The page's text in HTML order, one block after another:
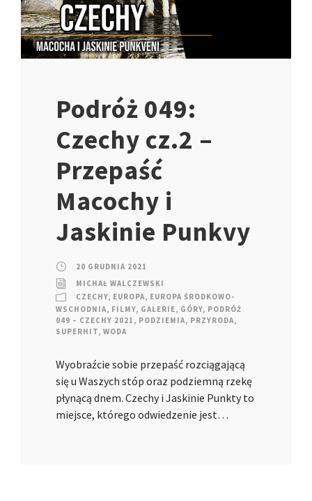
Podróż 049:
Czechy cz.2 –
Przepaść
Macochy i
Jaskinie Punkvy
20 GRUDNIA 2021
MICHAŁ WALCZEWSKI
CZECHY, EUROPA, EUROPA ŚRODKOWO-
WSCHODNIA, FILMY, GALERIE, GÓRY, PODRÓŻ
049 – CZECHY 2021 , PODZIEMIA, PRZYRODA,
SUPERHIT, WODA
Wyobraźcie sobie przepaść rozciągającą
się u Waszych stóp oraz podziemną rzekę
płynącą dnem. Czechy i Jaskinie Punkty to
miejsce, którego odwiedzenie jest…